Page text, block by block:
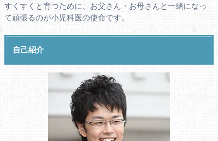
すくすくと育つために、お父さん・お母さんと一緒になっ
て頑張るのが小児科医の使命です。
自己紹介